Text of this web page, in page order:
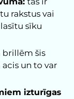
rakstus vai
sīku
šis
un to var
izturīgas